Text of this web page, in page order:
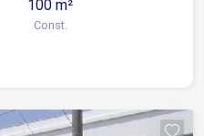
100 m²
Const.